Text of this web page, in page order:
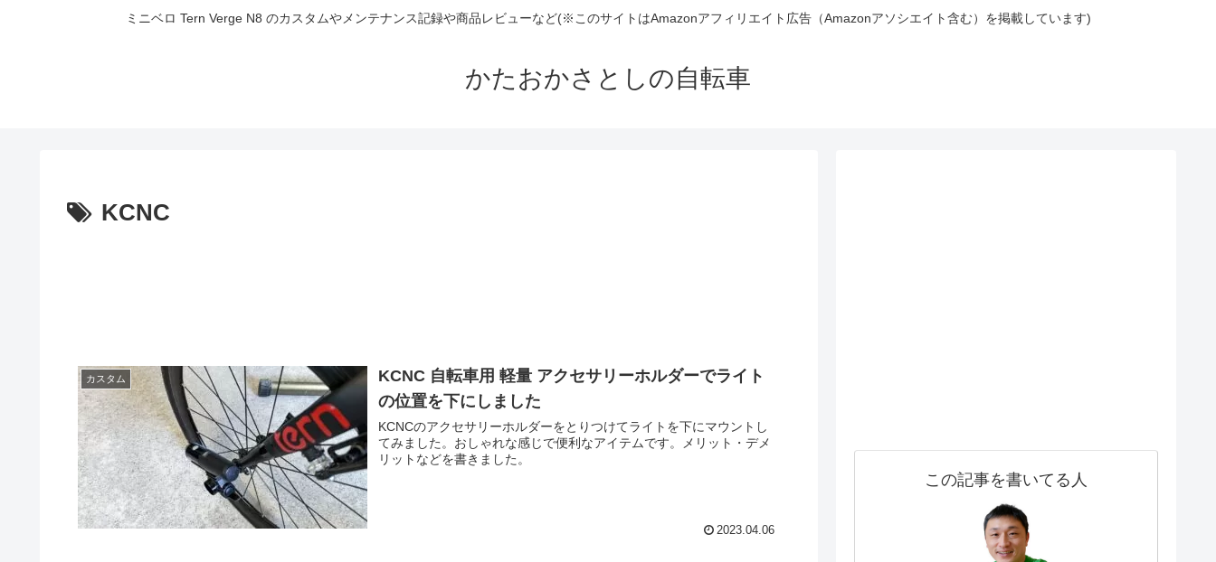
ミニベロ Tern Verge N8 のカスタムやメンテナンス記録や商品レビューなど(※このサイトはAmazonアフィリエイト広告（Amazonアソシエイト含む）を掲載しています)
かたおかさとしの自転車
KCNC
カスタム
KCNC 自転車用 軽量 アクセサリーホルダーでライト
の位置を下にしました
KCNCのアクセサリーホルダーをとりつけてライトを下にマウントし
てみました。おしゃれな感じで便利なアイテムです。メリット・デメ
リットなどを書きました。
2023.04.06
この記事を書いてる人